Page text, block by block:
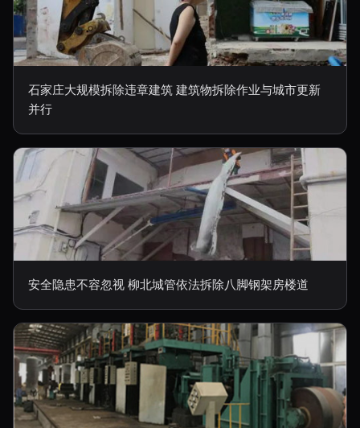
石家庄大规模拆除违章建筑 建筑物拆除作业与城市更新
并行
安全隐患不容忽视 柳北城管依法拆除八脚钢架房楼道